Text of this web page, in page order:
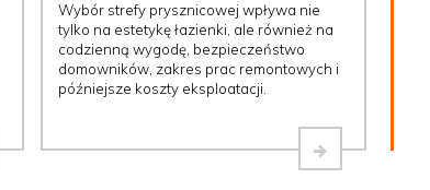
Wybór strefy prysznicowej wpływa nie
tylko na estetykę łazienki, ale również na
codzienną wygodę, bezpieczeństwo
domowników, zakres prac remontowych i
późniejsze koszty eksploatacji.